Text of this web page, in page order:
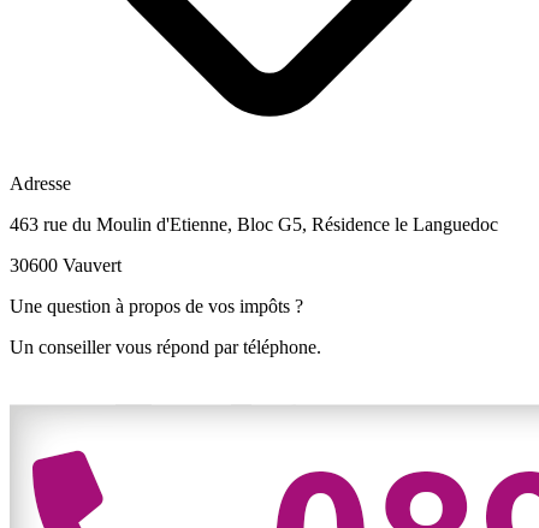
Adresse
463 rue du Moulin d'Etienne, Bloc G5, Résidence le Languedoc
30600 Vauvert
Une question à propos de vos impôts ?
Un conseiller vous répond par téléphone.